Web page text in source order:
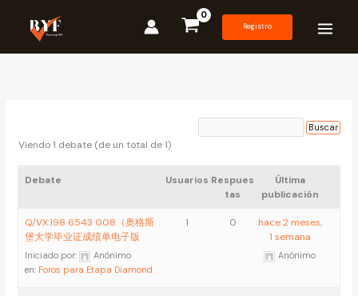
contenido
Registro
Viendo 1 debate (de un total de 1)
Debate Usuarios Respues
tas
Última
publicación
Q/VX:198 6543 008（奥格斯
堡大学毕业证成绩单电子版
Iniciado por:
Anónimo
en: Foros para Etapa Diamond
1 0
hace 2 meses,
1 semana
Anónimo